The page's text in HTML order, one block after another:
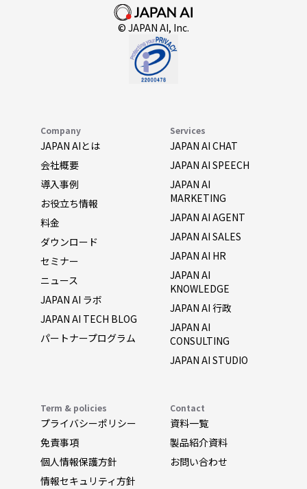
© JAPAN AI, Inc.
Company
JAPAN AIとは
会社概要
導入事例
お役立ち情報
料金
ダウンロード
セミナー
ニュース
JAPAN AI ラボ
JAPAN AI TECH BLOG
パートナープログラム
Services
JAPAN AI CHAT
JAPAN AI SPEECH
JAPAN AI
MARKETING
JAPAN AI AGENT
JAPAN AI SALES
JAPAN AI HR
JAPAN AI
KNOWLEDGE
JAPAN AI 行政
JAPAN AI
CONSULTING
JAPAN AI STUDIO
Term & policies
プライバシーポリシー
免責事項
個人情報保護方針
情報セキュリティ方針
Contact
資料一覧
製品紹介資料
お問い合わせ